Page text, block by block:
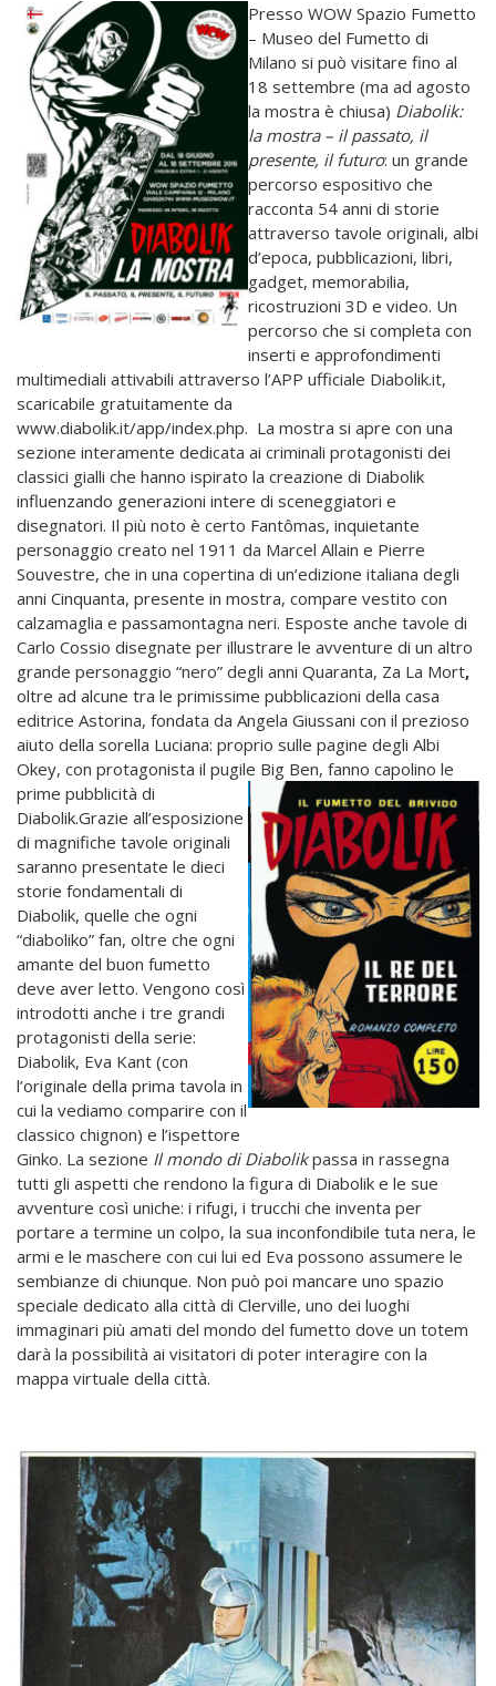
Presso WOW Spazio Fumetto
– Museo del Fumetto di
Milano si può visitare fino al
18 settembre (ma ad agosto
la mostra è chiusa) Diabolik:
la mostra – il passato, il
presente, il futuro: un grande
percorso espositivo che
racconta 54 anni di storie
attraverso tavole originali, albi
d’epoca, pubblicazioni, libri,
gadget, memorabilia,
ricostruzioni 3D e video. Un
percorso che si completa con
inserti e approfondimenti
multimediali attivabili attraverso l’APP ufficiale Diabolik.it,
scaricabile gratuitamente da
www.diabolik.it/app/index.php. La mostra si apre con una
sezione interamente dedicata ai criminali protagonisti dei
classici gialli che hanno ispirato la creazione di Diabolik
influenzando generazioni intere di sceneggiatori e
disegnatori. Il più noto è certo Fantômas, inquietante
personaggio creato nel 1911 da Marcel Allain e Pierre
Souvestre, che in una copertina di un’edizione italiana degli
anni Cinquanta, presente in mostra, compare vestito con
calzamaglia e passamontagna neri. Esposte anche tavole di
Carlo Cossio disegnate per illustrare le avventure di un altro
grande personaggio “nero” degli anni Quaranta, Za La Mort,
oltre ad alcune tra le primissime pubblicazioni della casa
editrice Astorina, fondata da Angela Giussani con il prezioso
aiuto della sorella Luciana: proprio sulle pagine degli Albi
Okey, con protagonista il pugile Big Ben, fanno capolino le
prime pubblicità di
Diabolik.Grazie all’esposizione
di magnifiche tavole originali
saranno presentate le dieci
storie fondamentali di
Diabolik, quelle che ogni
“diaboliko” fan, oltre che ogni
amante del buon fumetto
deve aver letto. Vengono così
introdotti anche i tre grandi
protagonisti della serie:
Diabolik, Eva Kant (con
l’originale della prima tavola in
cui la vediamo comparire con il
classico chignon) e l’ispettore
Ginko. La sezione Il mondo di Diabolikpassa in rassegna
tutti gli aspetti che rendono la figura di Diabolik e le sue
avventure così uniche: i rifugi, i trucchi che inventa per
portare a termine un colpo, la sua inconfondibile tuta nera, le
armi e le maschere con cui lui ed Eva possono assumere le
sembianze di chiunque. Non può poi mancare uno spazio
speciale dedicato alla città di Clerville, uno dei luoghi
immaginari più amati del mondo del fumetto dove un totem
darà la possibilità ai visitatori di poter interagire con la
mappa virtuale della città.